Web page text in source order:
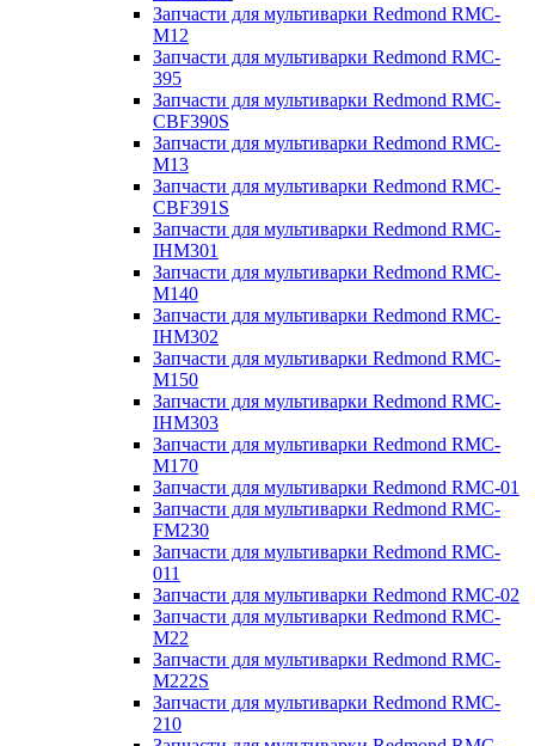
Запчасти для мультиварки Redmond RMC-
M12
Запчасти для мультиварки Redmond RMC-
395
Запчасти для мультиварки Redmond RMC-
CBF390S
Запчасти для мультиварки Redmond RMC-
M13
Запчасти для мультиварки Redmond RMC-
CBF391S
Запчасти для мультиварки Redmond RMC-
IHM301
Запчасти для мультиварки Redmond RMC-
M140
Запчасти для мультиварки Redmond RMC-
IHM302
Запчасти для мультиварки Redmond RMC-
M150
Запчасти для мультиварки Redmond RMC-
IHM303
Запчасти для мультиварки Redmond RMC-
M170
Запчасти для мультиварки Redmond RMC-01
Запчасти для мультиварки Redmond RMC-
FM230
Запчасти для мультиварки Redmond RMC-
011
Запчасти для мультиварки Redmond RMC-02
Запчасти для мультиварки Redmond RMC-
M22
Запчасти для мультиварки Redmond RMC-
M222S
Запчасти для мультиварки Redmond RMC-
210